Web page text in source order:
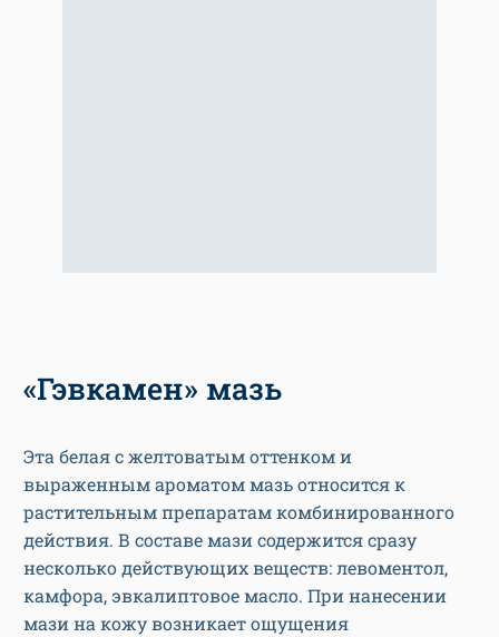
«Гэвкамен» мазь
Эта белая с желтоватым оттенком и
выраженным ароматом мазь относится к
растительным препаратам комбинированного
действия. В составе мази содержится сразу
несколько действующих веществ: левоментол,
камфора, эвкалиптовое масло. При нанесении
мази на кожу возникает ощущения